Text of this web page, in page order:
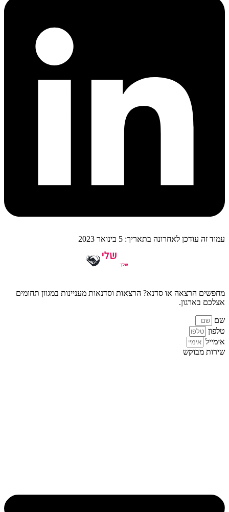
עמוד זה עודכן לאחרונה בתאריך: 5 בינואר 2023
מחפשים הרצאה או סדנא? הרצאות וסדנאות מעניינות במגוון תחומים
אצלכם בארגון.
שם
טלפון
אימייל
שירות מבוקש